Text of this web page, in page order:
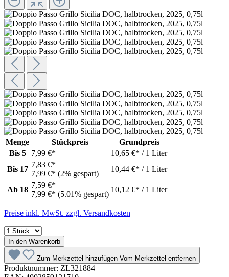
Menge Stückpreis
Grundpreis
Bis 5 7,99 €*
10,65 €* / 1 Liter
Bis 17
7,83 €*
7,99 €* (2% gespart)
10,44 €* / 1 Liter
Ab 18
7,59 €*
7,99 €* (5.01% gespart)
10,12 €* / 1 Liter
Preise inkl. MwSt. zzgl. Versandkosten
In den Warenkorb
Zum Merkzettel hinzufügen Vom Merkzettel entfernen
Produktnummer: ZL321884